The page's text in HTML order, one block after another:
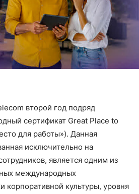
второй год подряд
сертификат Great Place to
для работы»). Данная
исключительно на
является одним из
международных
корпоративной культуры, уровня